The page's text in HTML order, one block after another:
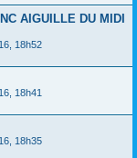
AIGUILLE DU MIDI
18h52
18h41
18h35